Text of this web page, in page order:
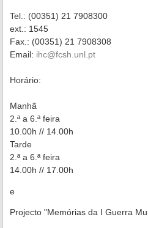
Tel.: (00351) 21 7908300
ext.: 1545
Fax.: (00351) 21 7908308
Email: ihc@fcsh.unl.pt
Horário:
Manhã
2.ª a 6.ª feira
10.00h // 14.00h
Tarde
2.ª a 6.ª feira
14.00h // 17.00h
e
Projecto "Memórias da I Guerra